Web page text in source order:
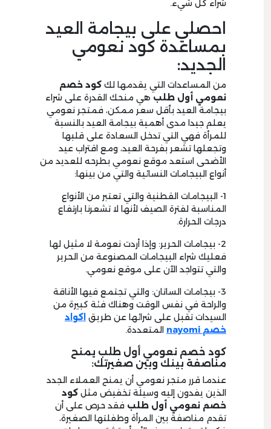
شراء كل شيء.
احصلي على بيجامة العيد
بمساعدة كود نعومي
الجديد:
من المساعدات التي يقدمها لك كود خصم
نعومي أول طلب هي منحك القدرة على شراء
بيجامة العيد بأقل سعر ممكن، فمتجر نعومي
يعلم جيدا مدى أهمية بيجامة العيد بالنسبة
للمرأة فهي التي تدخل السعادة على قلبها
وتجعلها تشعر بفرحة العيد، ومع اقتراب عيد
الأضحى استعد موقع نعومي بطرحه للعديد من
أنواع البيجامات النسائية والتي من بينها:
1- البيجامات القطنية والتي تعتبر من الأنواع
المناسبة لفترة الصيف لأنها لا تشعرنا بارتفاع
درجات الحرارة.
2- بيجامات الحرير: وإذا أردت نعومة لا مثيل لها
فعليك شراء البيجامات المصنوعة من الحرير
والتي تتواجد الآن على موقع نعومي.
3- بيجامات الساتان: والتي تجتمع فيها الأناقة
والراحة في نفس الوقت وهناك فئة كبيرة من
السيدات تقبل على شرائها عن طريق اكواد
خصم
المتعددة.
كود خصم نعومي أول طلب يمنح
مناصفة بينك وبين صغيرتك:
عندما قرر متجر نعومي أن يمنح العملاء الجدد
الذين يفدون إليه وسيلة تخفيض مثل كود
خصم نعومي أول طلب فقد حرص على أن
تقدم مناصفة بين المرأة وطفلتها الصغيرة،